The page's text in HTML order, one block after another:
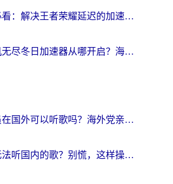
海外党必看：解决王者荣耀延迟的加速器终极指南——从EVE到猫和老鼠，一个工具全搞定
苹果手机无尽冬日加速器从哪开启？海外玩家的冬日生存指南
酷狗会员在国外可以听歌吗？海外党亲测有效：3步解决音乐权限难题
在国外无法听国内的歌？别慌，这样操作就能畅听QQ音乐（附亲测加速器推荐）